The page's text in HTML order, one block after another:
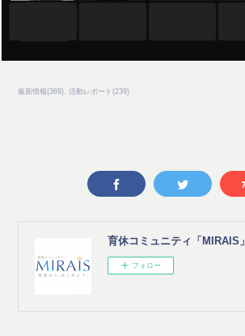
最新情報(369) 活動レポート(239)
育休コミュニティ「MIRAIS」
フォロー